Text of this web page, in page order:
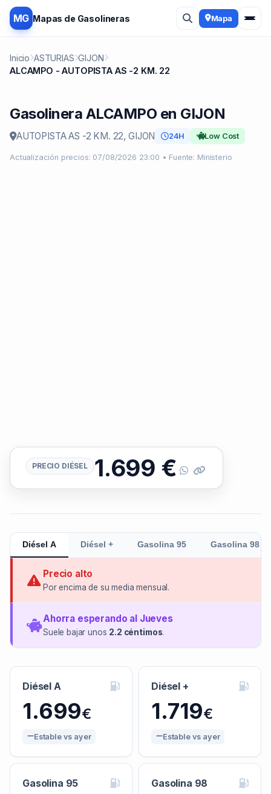
MG Mapas de Gasolineras Mapa
Inicio ASTURIAS GIJON
ALCAMPO - AUTOPISTA AS -2 KM. 22
Gasolinera ALCAMPO en GIJON
AUTOPISTA AS -2 KM. 22, GIJON 24H Low Cost
Actualización precios: 07/08/2026 23:00 • Fuente: Ministerio
PRECIO DIÉSEL 1.699 €
Diésel A Diésel + Gasolina 95 Gasolina 98
Precio alto
Por encima de su media mensual.
Ahorra esperando al Jueves
Suele bajar unos 2.2 céntimos.
Diésel A
1.699€
Estable vs ayer
Diésel +
1.719€
Estable vs ayer
Gasolina 95 Gasolina 98